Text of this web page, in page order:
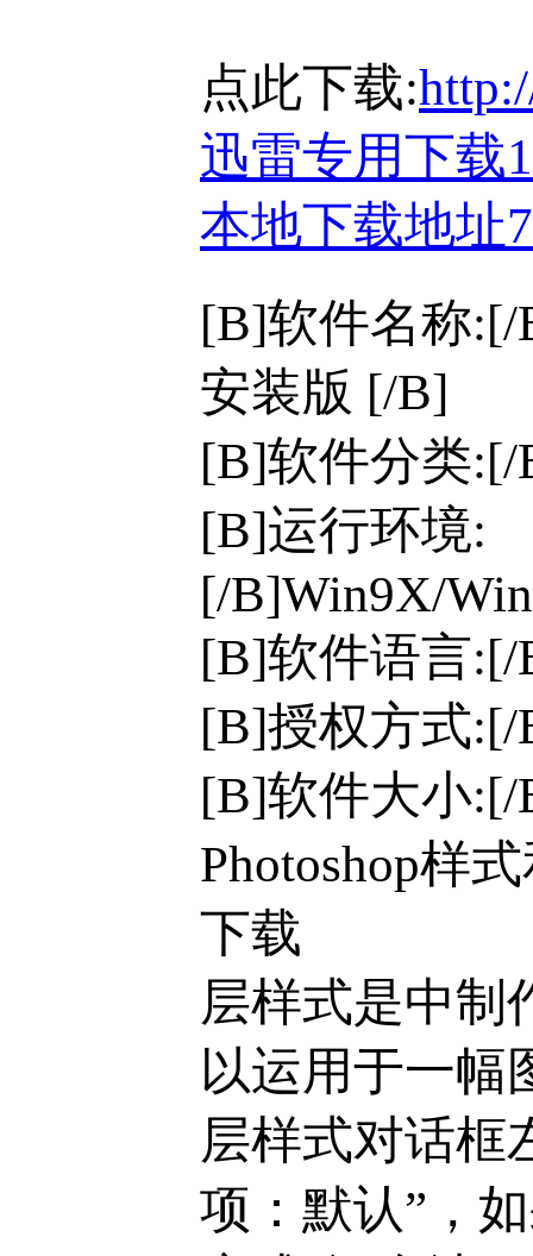
点此下载:
迅雷专用下载
本地下载地址
[B]软件名称:[/
安装版 [/B]
[B]软件分类
[B]运行环境:
[/B]Win9X/
[B]软件语言
[B]授权方式
[B]软件大小:[/
Photoshop样
下载
层样式是中制
以运用于一幅
层样式对话框
项：默认”，